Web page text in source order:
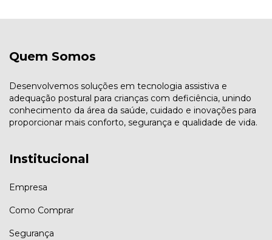
Quem Somos
Desenvolvemos soluções em tecnologia assistiva e
adequação postural para crianças com deficiência, unindo
conhecimento da área da saúde, cuidado e inovações para
proporcionar mais conforto, segurança e qualidade de vida.
Institucional
Empresa
Como Comprar
Segurança